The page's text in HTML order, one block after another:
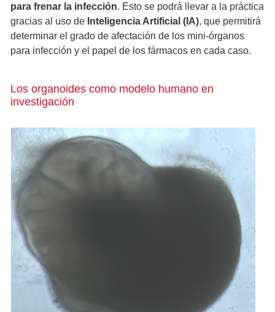
para frenar la infección. Esto se podrá llevar a la práctica
gracias al uso de Inteligencia Artificial (IA), que permitirá
determinar el grado de afectación de los mini-órganos
para infección y el papel de los fármacos en cada caso.
Los organoides como modelo humano en
investigación